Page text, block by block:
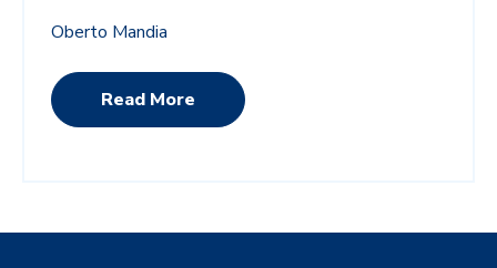
Oberto Mandia
Read More